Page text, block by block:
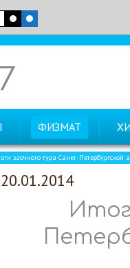
ФИЗМАТ
заочного тура Санкт-
20.01.2014